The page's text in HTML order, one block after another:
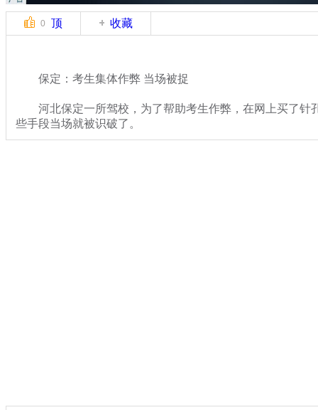
0 顶 收藏
保定：考生集体作弊 当场被捉
河北保定一所驾校，为了帮助考生作弊，在网上买了针
些手段当场就被识破了。